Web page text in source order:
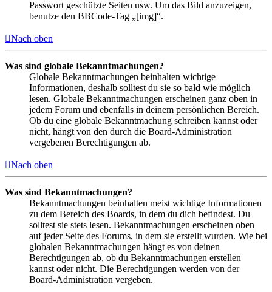
Passwort geschützte Seiten usw. Um das Bild anzuzeigen,
benutze den BBCode-Tag „[img]“.
Nach oben
Was sind globale Bekanntmachungen?
Globale Bekanntmachungen beinhalten wichtige
Informationen, deshalb solltest du sie so bald wie möglich
lesen. Globale Bekanntmachungen erscheinen ganz oben in
jedem Forum und ebenfalls in deinem persönlichen Bereich.
Ob du eine globale Bekanntmachung schreiben kannst oder
nicht, hängt von den durch die Board-Administration
vergebenen Berechtigungen ab.
Nach oben
Was sind Bekanntmachungen?
Bekanntmachungen beinhalten meist wichtige Informationen
zu dem Bereich des Boards, in dem du dich befindest. Du
solltest sie stets lesen. Bekanntmachungen erscheinen oben
auf jeder Seite des Forums, in dem sie erstellt wurden. Wie bei
globalen Bekanntmachungen hängt es von deinen
Berechtigungen ab, ob du Bekanntmachungen erstellen
kannst oder nicht. Die Berechtigungen werden von der
Board-Administration vergeben.